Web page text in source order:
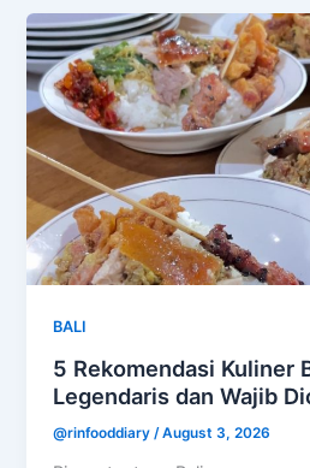
BALI
5 Rekomendasi Kuliner
Legendaris dan Wajib
@rinfooddiary/August 3, 2026